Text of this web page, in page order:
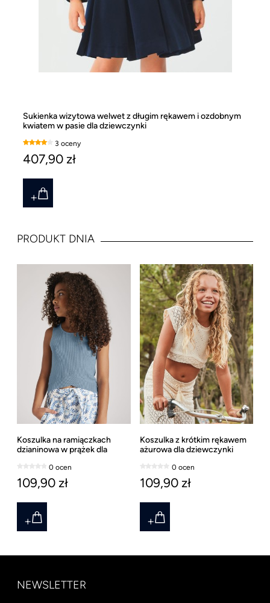
Sukienka wizytowa welwet z długim rękawem i ozdobnym
kwiatem w pasie dla dziewczynki
3 oceny
407,90 zł
PRODUKT DNIA
Koszulka na ramiączkach
dzianinowa w prążek dla
rozmiar 1570 ocen
109,90 zł
Koszulka z krótkim rękawem
ażurowa dla dziewczynki
0 ocen
109,90 zł
NEWSLETTER